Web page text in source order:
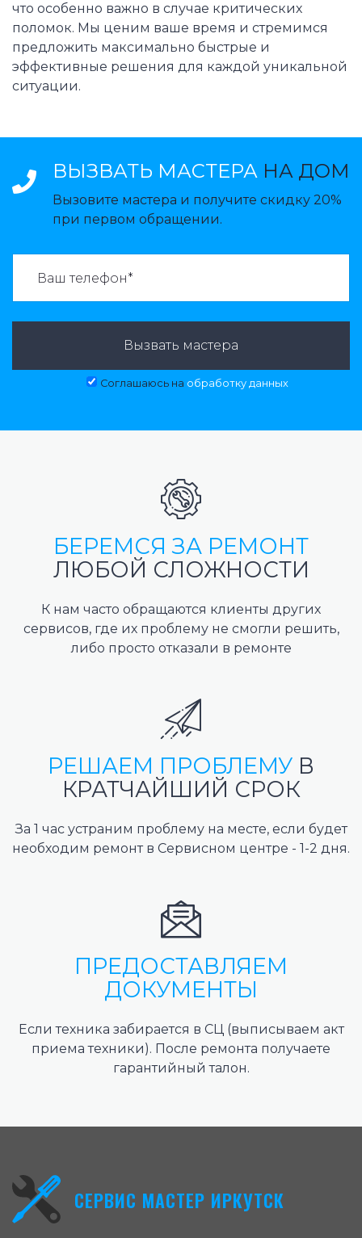
что особенно важно в случае критических
поломок. Мы ценим ваше время и стремимся
предложить максимально быстрые и
эффективные решения для каждой уникальной
ситуации.
ВЫЗВАТЬ МАСТЕРА НА ДОМ
Вызовите мастера и получите скидку 20%
при первом обращении.
Вызвать мастера
Соглашаюсь на обработку данных
БЕРЕМСЯ ЗА РЕМОНТ
ЛЮБОЙ СЛОЖНОСТИ
К нам часто обращаются клиенты других
сервисов, где их проблему не смогли решить,
либо просто отказали в ремонте
РЕШАЕМ ПРОБЛЕМУ В
КРАТЧАЙШИЙ СРОК
За 1 час устраним проблему на месте, если будет
необходим ремонт в Сервисном центре - 1-2 дня.
ПРЕДОСТАВЛЯЕМ
ДОКУМЕНТЫ
Если техника забирается в СЦ (выписываем акт
приема техники). После ремонта получаете
гарантийный талон.
СЕРВИС МАСТЕР ИРКУТСК